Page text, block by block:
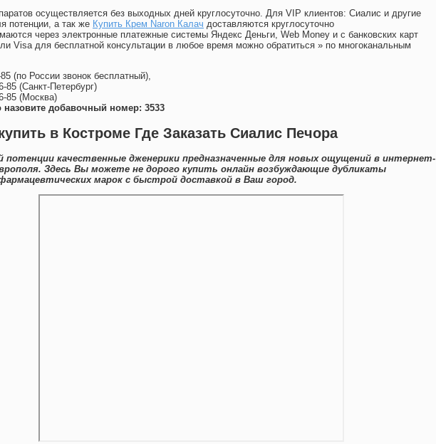
осуществляется без выходных дней круглосуточно. Для VIP клиентов: Сиалис и другие
потенции, а так же Купить Крем Naron Калач доставляются круглосуточно
через электронные платежные системы Яндекс Деньги, Web Money и с банковских карт
Visa для бесплатной консультации в любое время можно обратиться » по многоканальным
(по России звонок бесплатный),
85 (Санкт-Петербург)
85 (Москва)
назовите добавочный номер: 3533
в Костроме Где Заказать Сиалис Печора
потенции качественные дженерики предназначенные для новых ощущений в интернет-
Здесь Вы можете не дорого купить онлайн возбуждающие дубликаты
марок с быстрой доставкой в Ваш город.